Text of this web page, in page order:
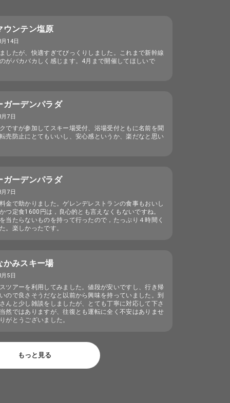
ウンテン塩原
14日
したが、快適すぎてびっくりしました。これまで新幹線
がバカバカしく感じます。4月まで開催してほしいで
ガーデンパラダ
7日
ですが参加してスキー場受付、浴場受付ともに名前を聞
売防止にとてもいいし、安心感というか、楽だなと思い
ガーデンパラダ
7日
金で助かりました。ゲレンデレストランの食事もおいし
つ定食1600円は，良心的とも言えなくもないですね。
当たらないものを持って行ったので，たっぷり４時間く
。楽しかったです。
かみスキー場
5日
ツアーを利用してみました。値段が安いですし、行き帰
ので良さそうだなと以前から興味を持っていました。到
んと少し雑談をしましたが、とても丁寧に対応して下さ
然ではありますが、往復とも運転に全く不安はありませ
がとうございました。
もっと見る